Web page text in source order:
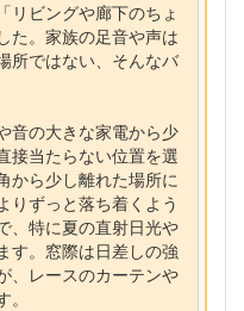
リビングや廊下のちょ
た。家族の足音や声は
所ではない、そんなバ
音の大きな家電から少
接当たらない位置を選
から少し離れた場所に
りずっと落ち着くよう
、特に夏の直射日光や
す。窓際は日差しの強
、レースのカーテンや